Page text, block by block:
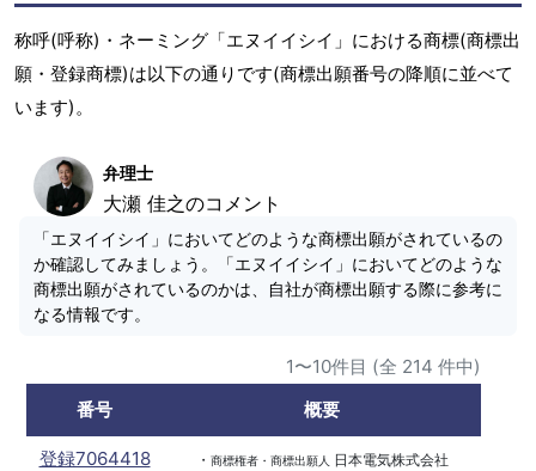
称呼(呼称)・ネーミング「エヌイイシイ」における商標(商標出
願・登録商標)は以下の通りです(商標出願番号の降順に並べて
います)。
弁理士
大瀬 佳之のコメント
「エヌイイシイ」においてどのような商標出願がされているの
か確認してみましょう。「エヌイイシイ」においてどのような
商標出願がされているのかは、自社が商標出願する際に参考に
なる情報です。
1〜10件目 (全 214 件中)
番号
概要
登録7064418 ・ 商標権者・商標出願人
日本電気株式会社